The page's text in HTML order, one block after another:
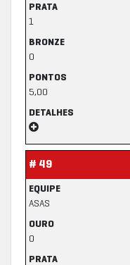
PRATA
1
BRONZE
0
PONTOS
5,00
DETALHES
# 49
EQUIPE
ASAS
OURO
0
PRATA